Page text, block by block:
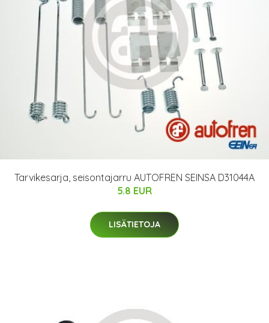
Tarvikesarja, seisontajarru AUTOFREN SEINSA D31044A
5.8 EUR
LISÄTIETOJA